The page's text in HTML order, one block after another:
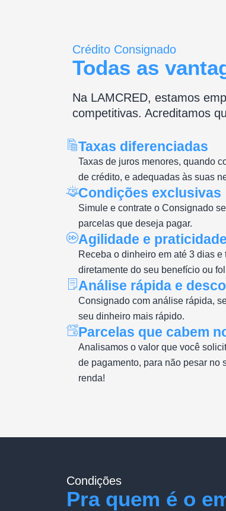
Crédito Consignado
Todas as
Na LAMCRED, estamos
competitivas. Acreditamos
Taxas diferenciadas
Taxas de juros menores, quando
de crédito, e adequadas às suas
Condições exclusivas
Simule e contrate o Consignado
parcelas que deseja pagar.
Agilidade e praticidade
Receba o dinheiro em até 3 dias
diretamente do seu benefício ou
Análise rápida e
Consignado com análise rápida,
seu dinheiro mais rápido.
Parcelas que cabem
Analisamos o valor que você
de pagamento, para não pesar no
renda!
Condições
Pra quem é o